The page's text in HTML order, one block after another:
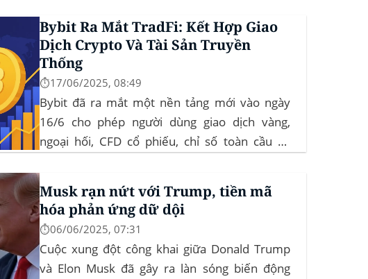
củng cố đà đi ngang-tích lũy, tạo bàn đạp cho
altcoin...
Bybit Ra Mắt TradFi: Kết Hợp Giao
Dịch Crypto Và Tài Sản Truyền
Thống
⏱️17/06/2025, 08:49
Bybit đã ra mắt một nền tảng mới vào ngày
16/6 cho phép người dùng giao dịch vàng,
ngoại hối, CFD cổ phiếu, chỉ số toàn cầu và
đây là lần đầu tiên một sàn giao dịch tiền mã
hóa...
Musk rạn nứt với Trump, tiền mã
hóa phản ứng dữ dội
⏱️06/06/2025, 07:31
Cuộc xung đột công khai giữa Donald Trump
và Elon Musk đã gây ra làn sóng biến động